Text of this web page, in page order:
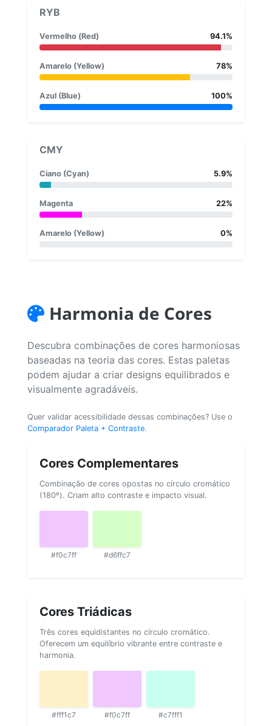
RYB
Vermelho (Red) 94.1%
Amarelo (Yellow) 78%
Azul (Blue) 100%
CMY
Ciano (Cyan) 5.9%
Magenta 22%
Amarelo (Yellow) 0%
Harmonia de Cores
Descubra combinações de cores harmoniosas
baseadas na teoria das cores. Estas paletas
podem ajudar a criar designs equilibrados e
visualmente agradáveis.
Quer validar acessibilidade dessas combinações? Use o
Comparador Paleta + Contraste.
Cores Complementares
Combinação de cores opostas no círculo cromático
(180º). Criam alto contraste e impacto visual.
#f0c7ff #d6ffc7
Cores Triádicas
Três cores equidistantes no círculo cromático.
Oferecem um equilíbrio vibrante entre contraste e
harmonia.
#fff1c7 #f0c7ff #c7fff1